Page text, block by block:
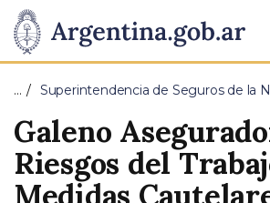
Presidencia
de
la
Nación
Pasar al contenido principal
… Superintendencia de Seguros de la
Galeno
Riesgos del
Medidas